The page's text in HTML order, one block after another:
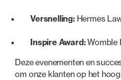
Versnelling:Hermes
Inspire Award:Womble
Deze evenementen en
om onze klanten op het